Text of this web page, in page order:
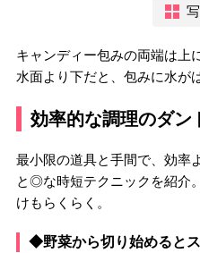
キャンディー包みの両端は上
水面より下だと、包みに水が
効率的な調理のダン
最小限の道具と手間で、効率
と◎な時短テクニックを紹介
けもらくらく。
◆野菜から切り始めると